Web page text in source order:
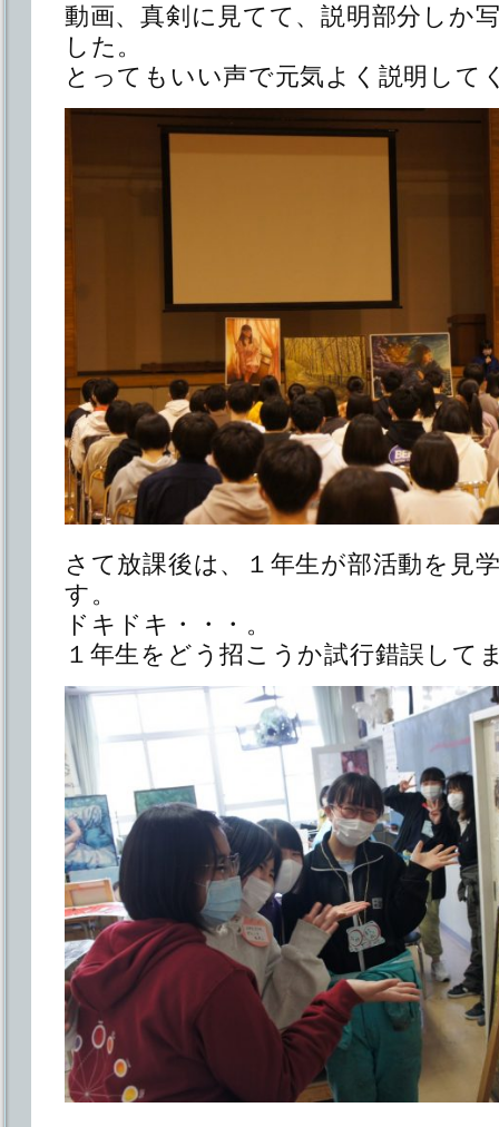
動画、真剣に見てて、説明部分しか
した。
とってもいい声で元気よく説明して
さて放課後は、１年生が部活動を見
す。
ドキドキ・・・。
１年生をどう招こうか試行錯誤して